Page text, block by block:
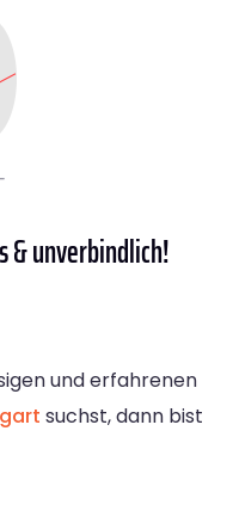
& unverbindlich!
und erfahrenen
suchst, dann bist